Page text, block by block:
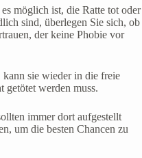
möglich ist, die Ratte tot oder
sind, überlegen Sie sich, ob
der keine Phobie vor
sie wieder in die freie
getötet werden muss.
immer dort aufgestellt
um die besten Chancen zu